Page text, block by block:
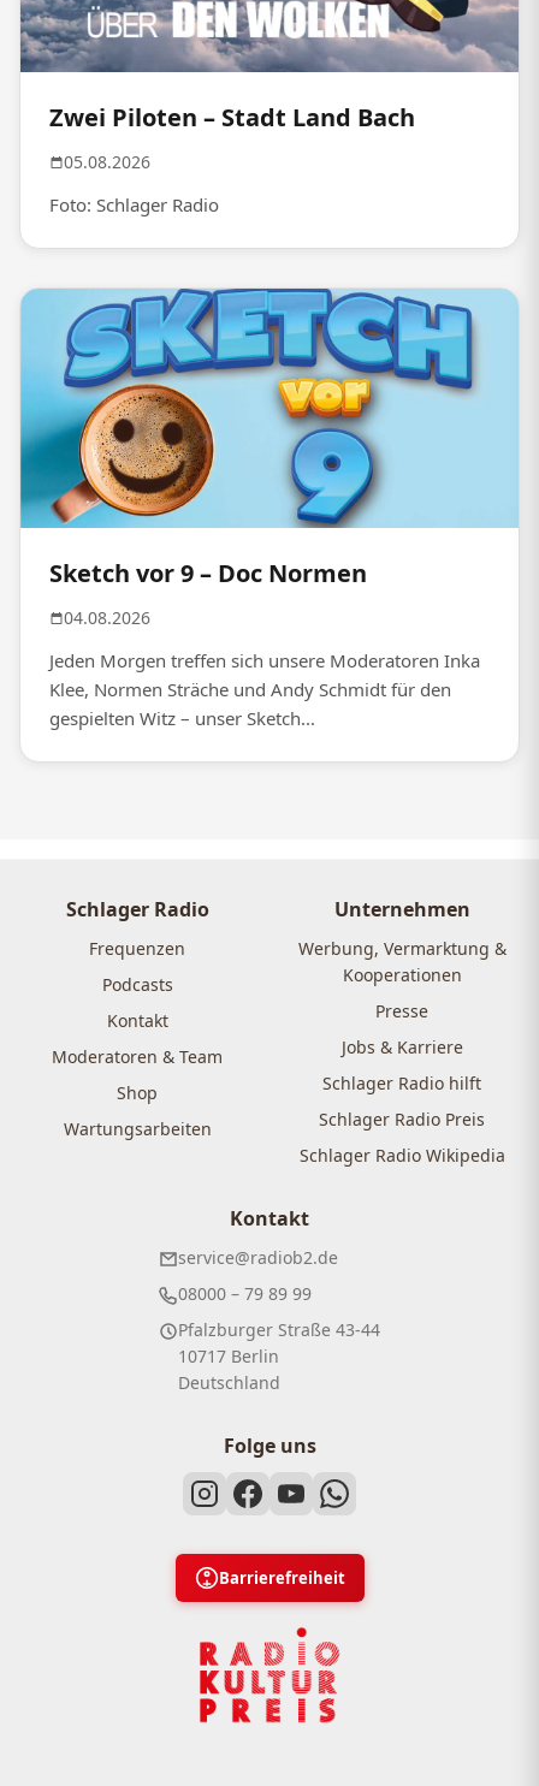
Zwei Piloten – Stadt Land Bach
05.08.2026
Foto: Schlager Radio
Sketch vor 9 – Doc Normen
04.08.2026
Jeden Morgen treffen sich unsere Moderatoren Inka
Klee, Normen Sträche und Andy Schmidt für den
gespielten Witz – unser Sketch...
Schlager Radio
Frequenzen
Podcasts
Kontakt
Moderatoren & Team
Shop
Wartungsarbeiten
Unternehmen
Werbung, Vermarktung &
Kooperationen
Presse
Jobs & Karriere
Schlager Radio hilft
Schlager Radio Preis
Schlager Radio Wikipedia
Kontakt
service@radiob2.de
08000 – 79 89 99
Pfalzburger Straße 43-44
10717 Berlin
Deutschland
Folge uns
Barrierefreiheit